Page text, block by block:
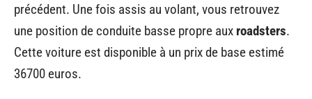
précédent. Une fois assis au volant, vous retrouvez
une position de conduite basse propre aux roadsters.
Cette voiture est disponible à un prix de base estimé
36700 euros.